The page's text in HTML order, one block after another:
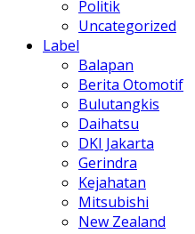
Politik
Uncategorized
Label
Balapan
Berita Otomotif
Bulutangkis
Daihatsu
DKI Jakarta
Gerindra
Kejahatan
Mitsubishi
New Zealand